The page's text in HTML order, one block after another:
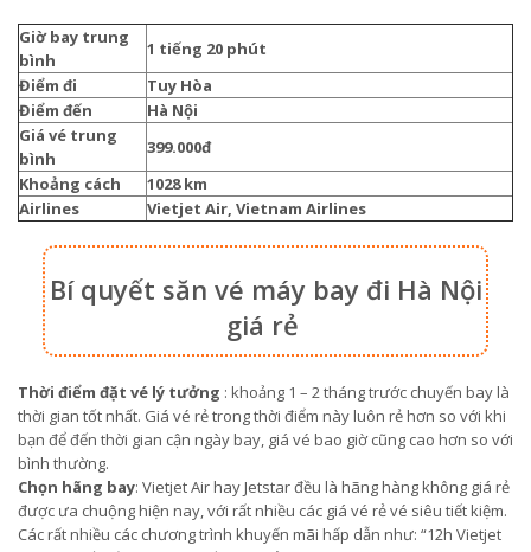
Giờ bay trung
bình
1 tiếng 20 phút
Điểm đi
Tuy Hòa
Điểm đến
Hà Nội
Giá vé trung
bình
399.000đ
Khoảng cách
1028 km
Airlines
Vietjet Air, Vietnam Airlines
Bí quyết săn vé máy bay đi Hà Nội
giá rẻ
Thời điểm đặt vé lý tưởng : khoảng 1 – 2 tháng trước chuyến bay là
thời gian tốt nhất. Giá vé rẻ trong thời điểm này luôn rẻ hơn so với khi
bạn để đến thời gian cận ngày bay, giá vé bao giờ cũng cao hơn so với
bình thường.
Chọn hãng bay: Vietjet Air hay Jetstar đều là hãng hàng không giá rẻ
được ưa chuộng hiện nay, với rất nhiều các giá vé rẻ vé siêu tiết kiệm.
Các rất nhiều các chương trình khuyến mãi hấp dẫn như: “12h Vietjet